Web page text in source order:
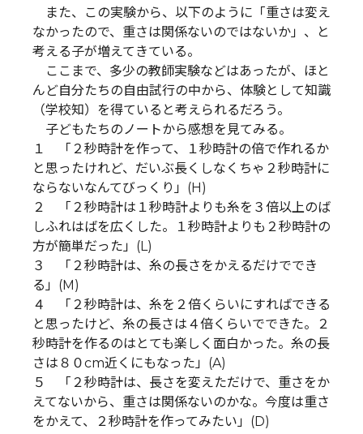
また、この実験から、以下のように「重さは変え
なかったので、重さは関係ないのではないか」、と
考える子が増えてきている。
ここまで、多少の教師実験などはあったが、ほと
んど自分たちの自由試行の中から、体験として知識
（学校知）を得ていると考えられるだろう。
子どもたちのノートから感想を見てみる。
１ 「２秒時計を作って、１秒時計の倍で作れるか
と思ったけれど、だいぶ長くしなくちゃ２秒時計に
ならないなんてびっくり」(H)
２ 「２秒時計は１秒時計よりも糸を３倍以上のば
しふれはばを広くした。１秒時計よりも２秒時計の
方が簡単だった」(L)
３ 「２秒時計は、糸の長さをかえるだけででき
る」(M)
４ 「２秒時計は、糸を２倍くらいにすればできる
と思ったけど、糸の長さは４倍くらいでできた。２
秒時計を作るのはとても楽しく面白かった。糸の長
さは８０cm近くにもなった」(A)
５ 「２秒時計は、長さを変えただけで、重さをか
えてないから、重さは関係ないのかな。今度は重さ
をかえて、２秒時計を作ってみたい」(D)